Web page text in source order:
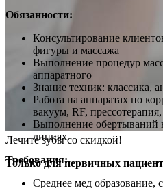
Лечите зубы со скидкой!
Только для первичных
Обязанности:
Консультирование
фигуры и массажа
Выполнение процедур
аппаратного
Знание техник: классика,
Работа на аппаратах по
вакуум, RF,
Выполнение обертываний
линиях.
Требования:
Среднее мед образование,